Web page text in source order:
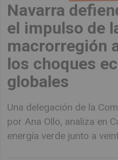
Navarra
el impulso de
macrorregión
los choques
globales
Una delegación de la
por Ana Ollo, analiza en
energía verde junto a